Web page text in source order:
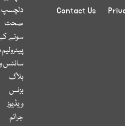
Contact Us
صحت
سونے
سائنس
بلاگ
بزنس
ویڈیوز
جرائم